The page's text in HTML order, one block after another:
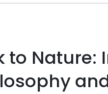
to Nature: